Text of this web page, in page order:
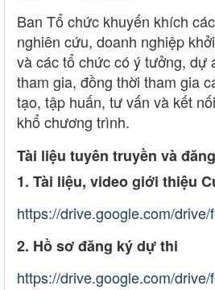
Ban Tổ chức khuyến khích
nghiên cứu, doanh nghiệp
và các tổ chức có ý tưởng, dự
tham gia, đồng thời tham gia
tạo, tập huấn, tư vấn và kết
khổ chương trình.
Tài liệu tuyên truyền và
1. Tài liệu, video giới thiệu
https://drive.google.com/
2. Hồ sơ đăng ký dự thi
https://drive.google.com/